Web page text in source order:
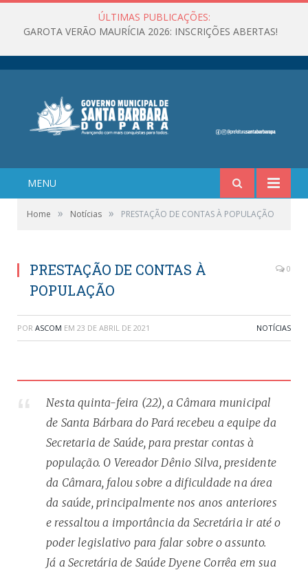
ÚLTIMAS PUBLICAÇÕES:
GAROTA VERÃO MAURÍCIA 2026: INSCRIÇÕES ABERTAS!
MENU
Home » Notícias » PRESTAÇÃO DE CONTAS À POPULAÇÃO
PRESTAÇÃO DE CONTAS À
POPULAÇÃO
0
POR ASCOM EM 23 DE ABRIL DE 2021 NOTÍCIAS
Nesta quinta-feira (22), a Câmara municipal
de Santa Bárbara do Pará recebeu a equipe da
Secretaria de Saúde, para prestar contas à
população. O Vereador Dênio Silva, presidente
da Câmara, falou sobre a dificuldade na área
da saúde, principalmente nos anos anteriores
e ressaltou a importância da Secretária ir até o
poder legislativo para falar sobre o assunto.
Já a Secretária de Saúde Dyene Corrêa em sua